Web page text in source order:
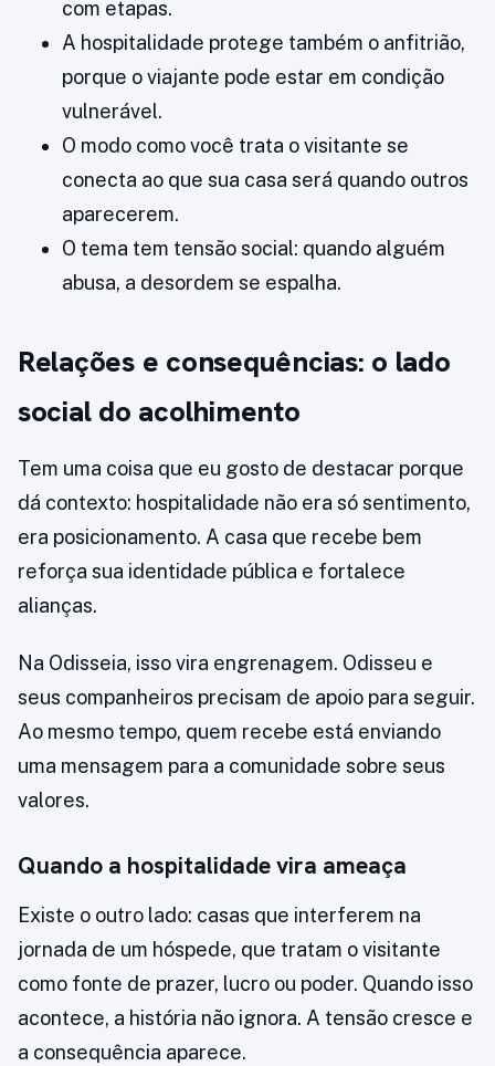
com etapas.
A hospitalidade protege também o anfitrião,
porque o viajante pode estar em condição
vulnerável.
O modo como você trata o visitante se
conecta ao que sua casa será quando outros
aparecerem.
O tema tem tensão social: quando alguém
abusa, a desordem se espalha.
Relações e consequências: o lado
social do acolhimento
Tem uma coisa que eu gosto de destacar porque
dá contexto: hospitalidade não era só sentimento,
era posicionamento. A casa que recebe bem
reforça sua identidade pública e fortalece
alianças.
Na Odisseia, isso vira engrenagem. Odisseu e
seus companheiros precisam de apoio para seguir.
Ao mesmo tempo, quem recebe está enviando
uma mensagem para a comunidade sobre seus
valores.
Quando a hospitalidade vira ameaça
Existe o outro lado: casas que interferem na
jornada de um hóspede, que tratam o visitante
como fonte de prazer, lucro ou poder. Quando isso
acontece, a história não ignora. A tensão cresce e
a consequência aparece.